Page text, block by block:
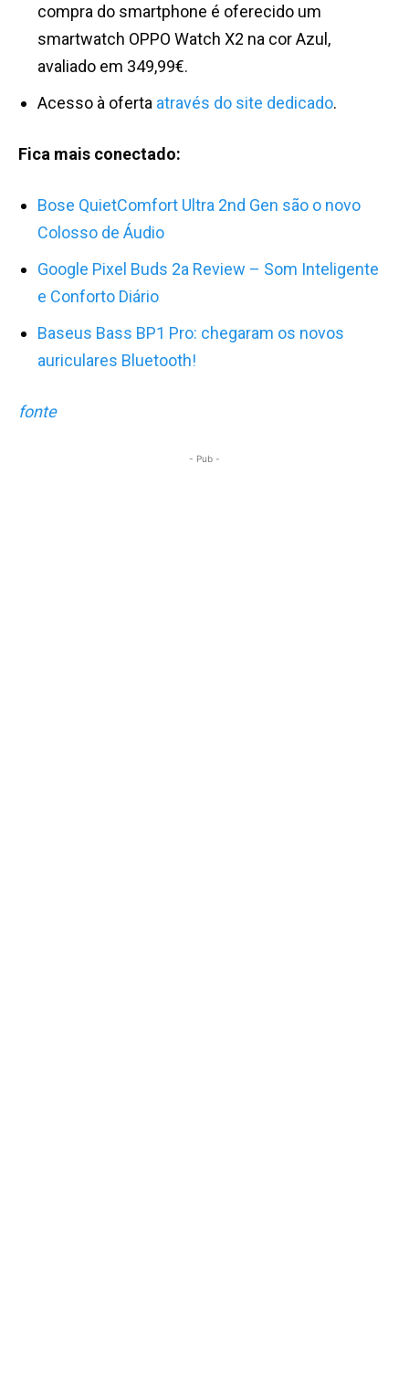
compra do smartphone é oferecido um
smartwatch OPPO Watch X2 na cor Azul,
avaliado em 349,99€.
Acesso à oferta através do site dedicado.
Fica mais conectado:
Bose QuietComfort Ultra 2nd Gen são o novo
Colosso de Áudio
Google Pixel Buds 2a Review – Som Inteligente
e Conforto Diário
Baseus Bass BP1 Pro: chegaram os novos
auriculares Bluetooth!
fonte
- Pub -